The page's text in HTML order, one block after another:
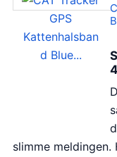
slimme